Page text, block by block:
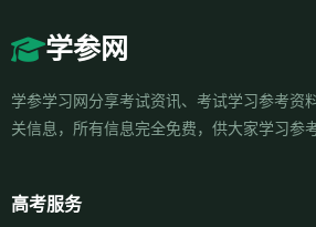
学参网
学参学习网分享考试资讯、考试学习参考资
关信息，所有信息完全免费，供大家学习参考
高考服务